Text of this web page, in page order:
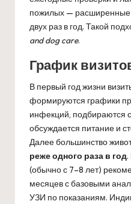
пожилых —
двух раз в год. Такой
and dog care.
График
В первый год жизни
формируются графики
инфекций, подбираются
обсуждается питание и
Далее большинство
реже одного раза в год
(обычно с 7–8 лет)
месяцев с базовыми
УЗИ по показаниям.